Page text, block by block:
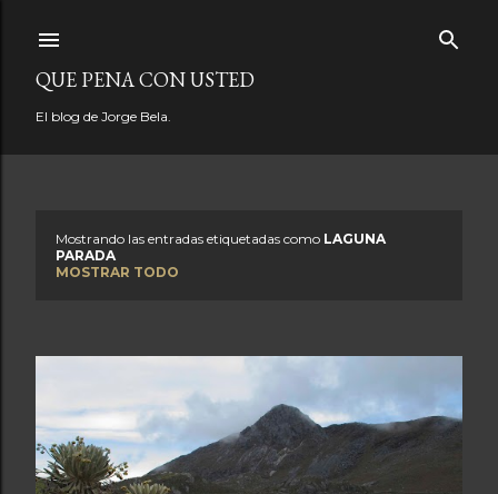
QUE PENA CON USTED
El blog de Jorge Bela.
t
a
d
Mostrando las entradas etiquetadas como LAGUNA
PARADA
MOSTRAR TODO